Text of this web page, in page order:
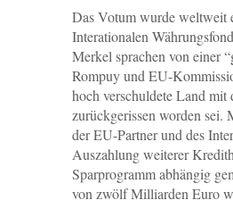
Das Votum wurde weltweit
Interationalen
Merkel sprachen von einer
Rompuy und EU-
hoch verschuldete Land
zurückgerissen worden
der EU-Partner und des
Auszahlung weiterer
Sparprogramm abhängig
von zwölf Milliarden Euro